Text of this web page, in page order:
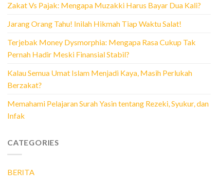
Zakat Vs Pajak: Mengapa Muzakki Harus Bayar Dua Kali?
Jarang Orang Tahu! Inilah Hikmah Tiap Waktu Salat!
Terjebak Money Dysmorphia: Mengapa Rasa Cukup Tak
Pernah Hadir Meski Finansial Stabil?
Kalau Semua Umat Islam Menjadi Kaya, Masih Perlukah
Berzakat?
Memahami Pelajaran Surah Yasin tentang Rezeki, Syukur, dan
Infak
CATEGORIES
BERITA